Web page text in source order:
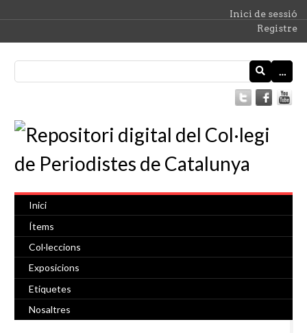
Inici de sessió
Registre
…
Inici
Ítems
Col·leccions
Exposicions
Etiquetes
Nosaltres